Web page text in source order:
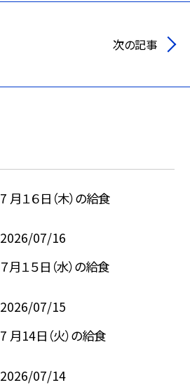
次の記事
7 月１６日（木）の給食
2026/07/16
７月１５日（水）の給食
2026/07/15
7 月14日（火）の給食
2026/07/14